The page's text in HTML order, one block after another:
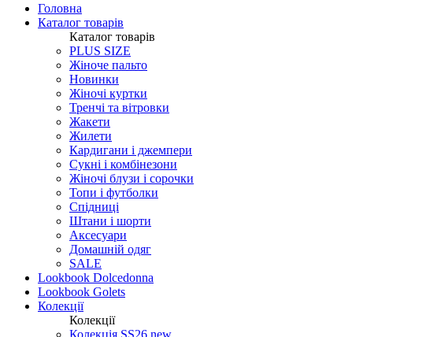
Головна
Каталог товарів
Каталог товарів
PLUS SIZE
Жіноче пальто
Новинки
Жіночі куртки
Тренчі та вітровки
Жакети
Жилети
Кардигани і джемпери
Сукні і комбінезони
Жіночі блузи і сорочки
Топи і футболки
Спідниці
Штани і шорти
Аксесуари
Домашній одяг
SALE
Lookbook Dolcedonna
Lookbook Golets
Колекції
Колекції
Колекція SS26 new